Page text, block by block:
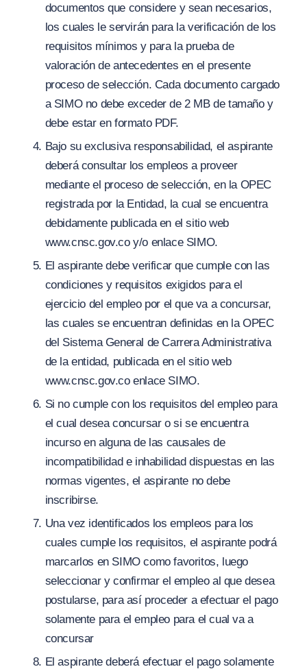
documentos que considere y sean necesarios,
los cuales le servirán para la verificación de los
requisitos mínimos y para la prueba de
valoración de antecedentes en el presente
proceso de selección. Cada documento cargado
a SIMO no debe exceder de 2 MB de tamaño y
debe estar en formato PDF.
Bajo su exclusiva responsabilidad, el aspirante
deberá consultar los empleos a proveer
mediante el proceso de selección, en la OPEC
registrada por la Entidad, la cual se encuentra
debidamente publicada en el sitio web
www.cnsc.gov.coy/o enlace SIMO.
El aspirante debe verificar que cumple con las
condiciones y requisitos exigidos para el
ejercicio del empleo por el que va a concursar,
las cuales se encuentran definidas en la OPEC
del Sistema General de Carrera Administrativa
de la entidad, publicada en el sitio web
www.cnsc.gov.coenlace SIMO.
Si no cumple con los requisitos del empleo para
el cual desea concursar o si se encuentra
incurso en alguna de las causales de
incompatibilidad e inhabilidad dispuestas en las
normas vigentes, el aspirante no debe
inscribirse.
Una vez identificados los empleos para los
cuales cumple los requisitos, el aspirante podrá
marcarlos en SIMO como favoritos, luego
seleccionar y confirmar el empleo al que desea
postularse, para así proceder a efectuar el pago
solamente para el empleo para el cual va a
concursar
El aspirante deberá efectuar el pago solamente